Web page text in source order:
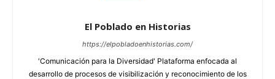
El Poblado en Historias
https://elpobladoenhistorias.com/
'Comunicación para la Diversidad' Plataforma enfocada al
desarrollo de procesos de visibilización y reconocimiento de los